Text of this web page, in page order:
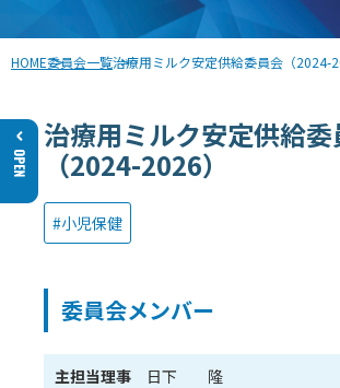
HOME委員会一覧治療用ミルク安定供給委員会（2024-
治療用ミルク安定供給
（2024-2026）
小児保健
委員会メンバー
主担当理事 日下 隆